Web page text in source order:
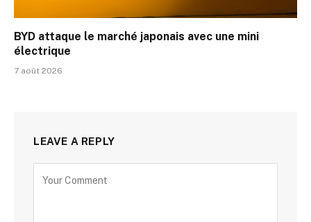
BYD attaque le marché japonais avec une mini
électrique
7 août 2026
LEAVE A REPLY